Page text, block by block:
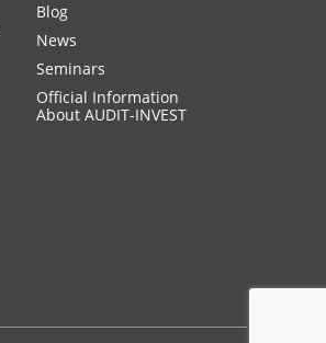
Blog
News
Seminars
Official Information
About AUDIT-INVEST